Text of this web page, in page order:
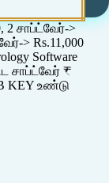
2 சாப்ட்வேர்->
> Rs.11,000
Software
சாப்ட்வேர் ₹
KEY உண்டு